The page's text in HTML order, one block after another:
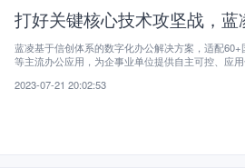
打好关键核心技术攻坚战，
蓝凌基于信创体系的数字化办公解决方案，适配
等主流办公应用，为企事业单位提供自主可控、应
2023-07-21 20:02:53